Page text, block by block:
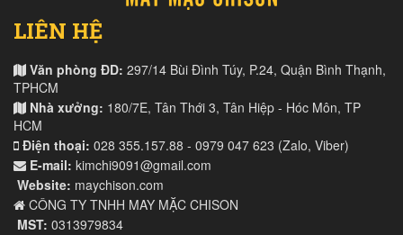
LIÊN HỆ
Văn phòng ĐD: 297/14 Bùi Đình Túy, P.24, Quận Bình Thạnh,
TPHCM
Nhà xưởng: 180/7E, Tân Thới 3, Tân Hiệp - Hóc Môn, TP
HCM
Điện thoại: 028 355.157.88 - 0979 047 623 (Zalo, Viber)
E-mail: kimchi9091@gmail.com
Website: maychison.com
CÔNG TY TNHH MAY MẶC CHISON
MST: 0313979834